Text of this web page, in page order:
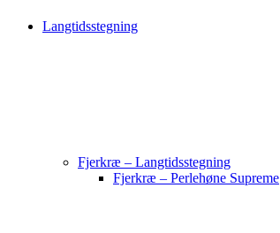
Langtidsstegning
Fjerkræ – Langtidsstegning
Fjerkræ – Perlehøne Supreme